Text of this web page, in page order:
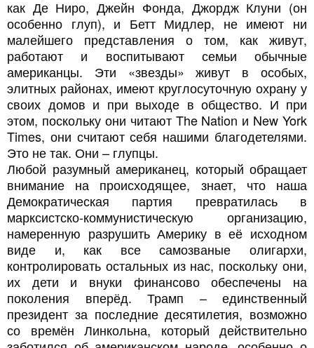
как Де Ниро, Джейн Фонда, Джордж Клуни (он
особенно глуп), и Бетт Мидлер, не имеют ни
малейшего представления о том, как живут,
работают и воспитывают семьи обычные
американцы. Эти «звезды» живут в особых,
элитных районах, имеют круглосуточную охрану у
своих домов и при выходе в общество. И при
этом, поскольку они читают The Nation и New York
Times, они считают себя нашими благодетелями.
Это не так. Они – глупцы.
Любой разумный американец, который обращает
внимание на происходящее, знает, что наша
Демократическая партия превратилась в
марксистско-коммунистическую организацию,
намеренную разрушить Америку в её исходном
виде и, как все самозваные олигархи,
контролировать остальных из нас, поскольку они,
их дети и внуки финансово обеспечены на
поколения вперёд. Трамп – единственный
президент за последние десятилетия, возможно
со времён Линкольна, который действительно